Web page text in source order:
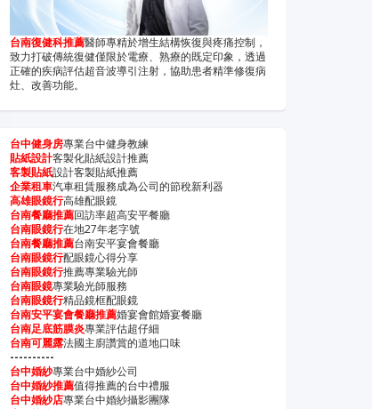
台南復健科推薦醫師專精於增生結構恢復與疼痛控制，
致力打破傳統復健僅限於電療、熟療的既定印象，透過
正確的疾病評估超音波導引注射，協助患者精準修復病
灶、改善功能。
台中健身房專業台中健身教練
貼紙設計客製化貼紙設計推薦
客製貼紙設計客製貼紙推薦
企業租車汽車租賃服務成為公司的節稅新利器
高雄眼鏡行高雄配眼鏡
台南餐廳推薦回訪率超高安平餐廳
台南眼鏡行在地27年老字號
台南餐廳推薦台南安平宴會餐廳
台南眼鏡行配眼鏡心得分享
台南眼鏡行推薦專業驗光師
台南眼鏡專業驗光師服務
台南眼鏡行精品鏡框配眼鏡
台南安平宴會餐廳推薦婚宴會館婚宴餐廳
台南足底筋膜炎專業評估超仔細
台南可麗露法國主廚讚賞的道地口味
----------
台中婚紗專業台中婚紗公司
台中婚紗推薦值得推薦的台中禮服
台中婚紗店專業台中婚紗攝影團隊